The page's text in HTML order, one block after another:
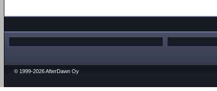
© 1999-2026 AfterDawn Oy